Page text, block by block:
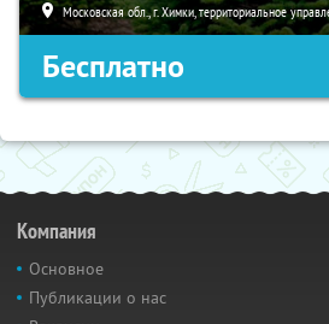
Московская обл., г. Химки, территориальное
Бесплатно
Компания
Основное
Публикации о нас